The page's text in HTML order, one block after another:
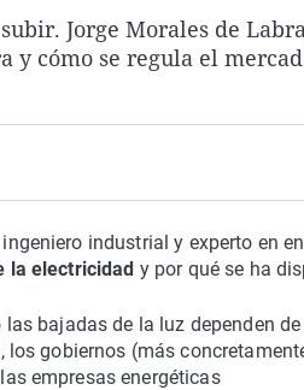
Jorge Morales de
y cómo se regula el
ingeniero industrial y experto en
la electricidad y por qué se ha
bajadas de la luz dependen
los gobiernos (más
empresas energéticas